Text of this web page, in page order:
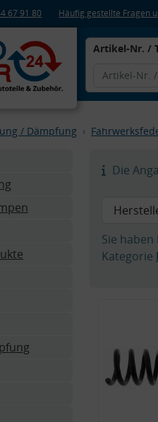
67 91 80 Häufig gestellte Fragen
Artikel-Nr. /
/ Dämpfung
Die
Sie
Kategorie